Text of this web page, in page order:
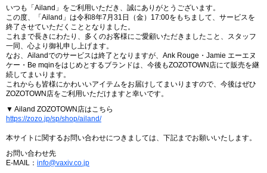
いつも「Ailand」をご利用いただき、誠にありがとうございます。
この度、「Ailand」は令和8年7月31日（金）17:00をもちまして、サービスを
終了させていただくこととなりました。
これまで長きにわたり、多くのお客様にご愛顧いただきましたこと、スタッフ
一同、心より御礼申し上げます。
なお、Ailandでのサービスは終了となりますが、Ank Rouge・Jamie エーエヌ
ケー・Be mqinをはじめとするブランドは、今後もZOZOTOWN店にて販売を継
続してまいります。
これからも皆様にかわいいアイテムをお届けしてまいりますので、今後はぜひ
ZOZOTOWN店をご利用いただけますと幸いです。
▼ Ailand ZOZOTOWN店はこちら
https://zozo.jp/sp/shop/ailand/
本サイトに関するお問い合わせにつきましては、下記までお願いいたします。
お問い合わせ先
E-MAIL： info@vaxiv.co.jp